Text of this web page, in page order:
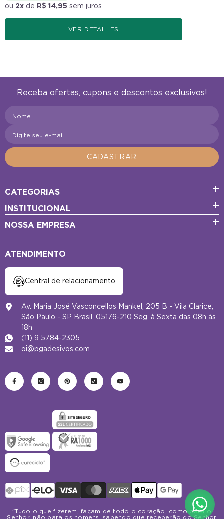
ou 2x de R$ 14,95 sem juros
VER DETALHES
Receba ofertas, cupons e descontos exclusivos!
Nome
Digite seu e-mail
CADASTRAR
CATEGORIAS
INSTITUCIONAL
NOSSA EMPRESA
ATENDIMENTO
Central de relacionamento
Av. Maria José Vasconcellos Mankel, 205 B - Vila Clarice,
São Paulo - SP Brasil, 05176-210 Seg. à Sexta das 08h às
18h
(11) 9 5784-2305
oi@pgadesivos.com
Formas
de
pagamento
"Tudo o que fizerem, façam de todo o coração, como para o
Senhor, não para os homens, sabendo que receberão do Senhor